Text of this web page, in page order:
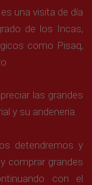
una visita de día
de los Incas,
como Pisaq,
las grandes
y su andeneria.
detendremos y
comprar grandes
con el